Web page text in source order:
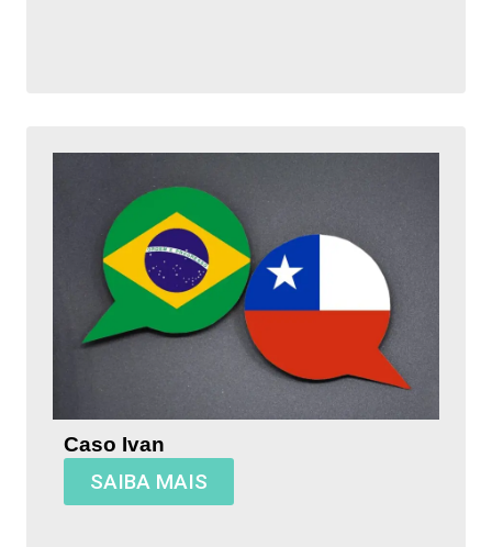
Caso Ivan
SAIBA MAIS